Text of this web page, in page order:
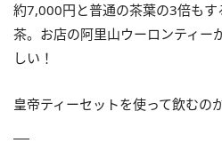
約7,000円と普通の茶葉の3倍も
茶。お店の阿里山ウーロンティー
しい！
皇帝ティーセットを使って飲むの